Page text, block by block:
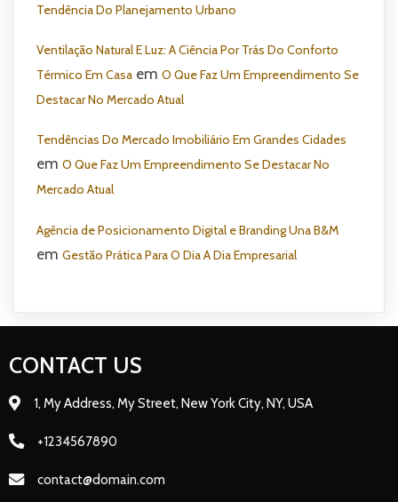
Tendência Do Planejamento Urbano
Ventilação Natural E Luz: A Ciência Por Trás Do Conforto
Térmico Em Casa em O Que Faz Um Empreendimento Se
Destacar No Mercado Atual
Tendências Do Mercado Imobiliário Em Grandes Cidades
em O Que Faz Um Empreendimento Se Destacar No
Mercado Atual
Agência de Posicionamento Digital e Branding Una B&M
em Gestão Prática Para O Dia A Dia Empresarial
CONTACT US
1, My Address, My Street, New York City, NY, USA
+1234567890
contact@domain.com